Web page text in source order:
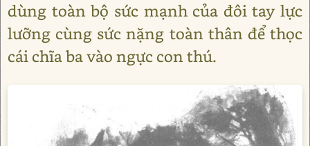
dùng toàn bộ sức mạnh của đôi tay lực
lưỡng cùng sức nặng toàn thân để thọc
cái chĩa ba vào ngực con thú.